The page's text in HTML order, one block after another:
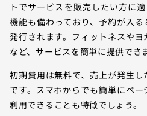
トでサービスを販売したい方に
機能も備わっており、予約が入
発行されます。フィットネスや
など、サービスを簡単に提供でき
初期費用は無料で、売上が発生
です。スマホからでも簡単にペ
利用できることも特徴でしょう。